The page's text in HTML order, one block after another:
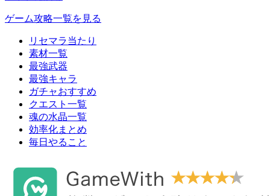
ゲーム攻略一覧を見る
リセマラ当たり
素材一覧
最強武器
最強キャラ
ガチャおすすめ
クエスト一覧
魂の水晶一覧
効率化まとめ
毎日やること